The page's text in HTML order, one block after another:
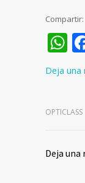
Compartir:
Deja una
OPTICLASS
Deja una